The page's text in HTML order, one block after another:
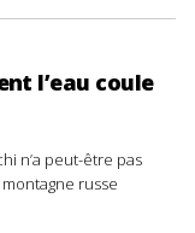
l’eau coule
n’a peut-être pas
russe